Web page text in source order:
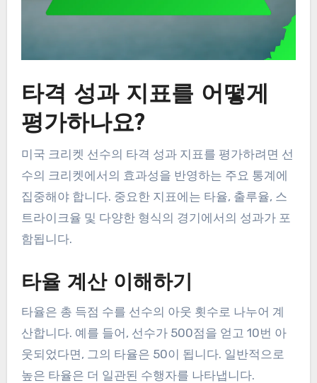
타격 성과 지표를 어떻게
평가하나요?
미국 크리켓 선수의 타격 성과 지표를 평가하려면 선
수의 크리켓에서의 효과성을 반영하는 주요 통계에
집중해야 합니다. 중요한 지표에는 타율, 출루율, 스
트라이크율 및 다양한 형식의 경기에서의 성과가 포
함됩니다.
타율 계산 이해하기
타율은 총 득점 수를 선수의 아웃 횟수로 나누어 계
산합니다. 예를 들어, 선수가 500점을 얻고 10번 아
웃되었다면, 그의 타율은 50이 됩니다. 일반적으로
높은 타율은 더 일관된 수행자를 나타냅니다.